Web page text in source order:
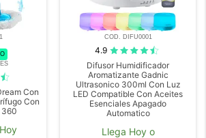
Con
Con
360
COD. DIFU0001
4.9
Difusor Humidificador
Aromatizante Gadnic
Ultrasonico 300ml Con Luz
LED Compatible Con Aceites
Esenciales Apagado
Automatico
Llega Hoy o